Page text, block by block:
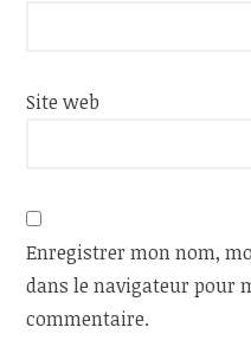
Site web
Enregistrer mon nom,
dans le navigateur pour
commentaire.